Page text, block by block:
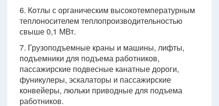
6. Котлы с органическим высокотемпературным
теплоносителем теплопроизводительностью
свыше 0,1 МВт.
7. Грузоподъемные краны и машины, лифты,
подъемники для подъема работников,
пассажирские подвесные канатные дороги,
фуникулеры, эскалаторы и пассажирские
конвейеры, люльки приводные для подъема
работников.